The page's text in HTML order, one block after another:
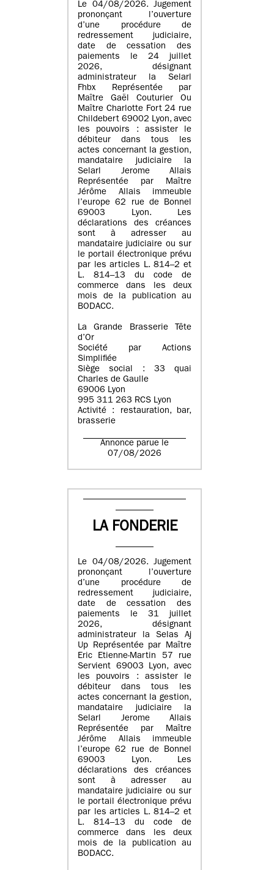
Le 04/08/2026. Jugement
prononçant l’ouverture
d’une procédure de
redressement judiciaire,
date de cessation des
paiements le 24 juillet
2026, désignant
administrateur la Selarl
Fhbx Représentée par
Maître Gaël Couturier Ou
Maître Charlotte Fort 24 rue
Childebert 69002 Lyon, avec
les pouvoirs : assister le
débiteur dans tous les
actes concernant la gestion,
mandataire judiciaire la
Selarl Jerome Allais
Représentée par Maître
Jérôme Allais immeuble
l’europe 62 rue de Bonnel
69003 Lyon. Les
déclarations des créances
sont à adresser au
mandataire judiciaire ou sur
le portail électronique prévu
par les articles L. 814–2 et
L. 814–13 du code de
commerce dans les deux
mois de la publication au
BODACC.
La Grande Brasserie Tête
d’Or
Société par Actions
Simplifiée
Siège social : 33 quai
Charles de Gaulle
69006 Lyon
995 311 263 RCS Lyon
Activité : restauration, bar,
brasserie
Annonce parue le
07/08/2026
LA FONDERIE
Le 04/08/2026. Jugement
prononçant l’ouverture
d’une procédure de
redressement judiciaire,
date de cessation des
paiements le 31 juillet
2026, désignant
administrateur la Selas Aj
Up Représentée par Maître
Eric Etienne-Martin 57 rue
Servient 69003 Lyon, avec
les pouvoirs : assister le
débiteur dans tous les
actes concernant la gestion,
mandataire judiciaire la
Selarl Jerome Allais
Représentée par Maître
Jérôme Allais immeuble
l’europe 62 rue de Bonnel
69003 Lyon. Les
déclarations des créances
sont à adresser au
mandataire judiciaire ou sur
le portail électronique prévu
par les articles L. 814–2 et
L. 814–13 du code de
commerce dans les deux
mois de la publication au
BODACC.